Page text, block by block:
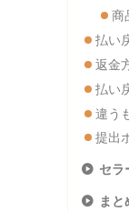
商
払い
返金
払い
違う
提出
セラ
まと